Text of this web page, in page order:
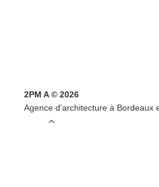
2PM A © 2026
Agence d'architecture à Bordeaux
